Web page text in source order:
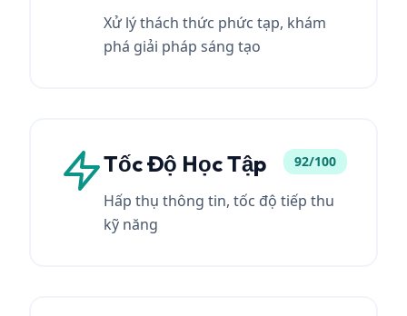
Xử lý thách thức phức tạp, khám
phá giải pháp sáng tạo
Tốc Độ Học Tập 92/100
Hấp thụ thông tin, tốc độ tiếp thu
kỹ năng